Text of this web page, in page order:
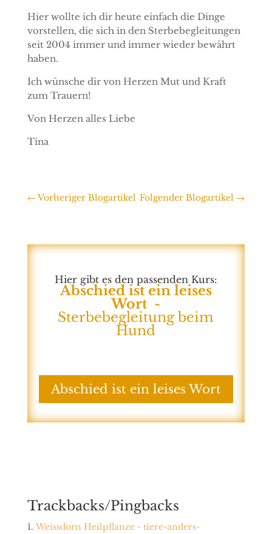
Hier wollte ich dir heute einfach die Dinge
vorstellen, die sich in den Sterbebegleitungen
seit 2004 immer und immer wieder bewährt
haben.
Ich wünsche dir von Herzen Mut und Kraft
zum Trauern!
Von Herzen alles Liebe
Tina
←Vorheriger Blogartikel Folgender Blogartikel →
Hier gibt es den passenden Kurs:
Abschied ist ein leises
Wort -
Sterbebegleitung beim
Hund
Abschied ist ein leises Wort
Trackbacks/Pingbacks
Weissdorn Heilpflanze - tiere-anders-